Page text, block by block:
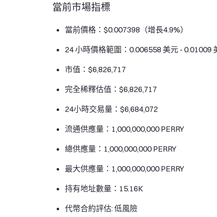
當前市場指標
當前價格：$0.007398（增長4.9%）
24 小時價格範圍：0.006558 美元 - 0.01009
市值：$6,826,717
完全稀釋估值：$6,826,717
24小時交易量：$6,684,072
流通供應量：1,000,000,000 PERRY
總供應量：1,000,000,000 PERRY
最大供應量：1,000,000,000 PERRY
持有地址數量：15.16K
代幣合約評估: 低風險